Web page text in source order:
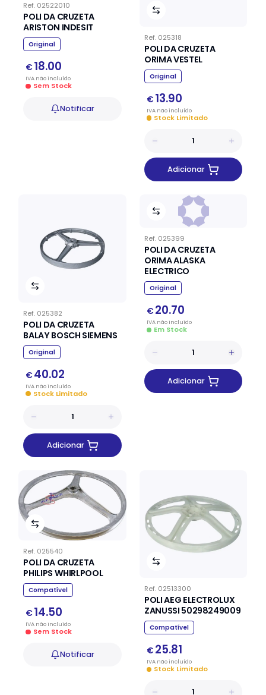
Ref. 02522010
POLI DA CRUZETA
ARISTON INDESIT
Original
€ 18.00
IVA nãoincluído
Sem Stock
Notificar
Ref. 025318
POLI DA CRUZETA
ORIMA VESTEL
Original
€ 13.90
IVA nãoincluído
Stock Limitado
Adicionar
Ref. 025382
POLI DA CRUZETA
BALAY BOSCH SIEMENS
Original
€ 40.02
IVA nãoincluído
Stock Limitado
Adicionar
Ref. 025399
POLI DA CRUZETA
ORIMA ALASKA
ELECTRICO
Original
€ 20.70
IVA nãoincluído
Em Stock
Adicionar
Ref. 025540
POLI DA CRUZETA
PHILIPS WHIRLPOOL
Compatível
€ 14.50
IVA nãoincluído
Sem Stock
Notificar
Ref. 02513300
POLI AEG ELECTROLUX
ZANUSSI 50298249009
Compatível
€ 25.81
IVA nãoincluído
Stock Limitado